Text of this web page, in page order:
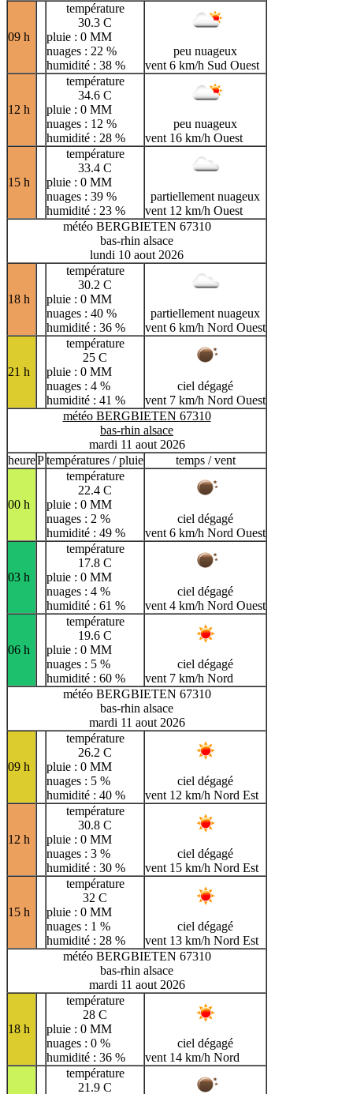
09 h
température
30.3 C
pluie : 0 MM
nuages : 22 %
humidité : 38 %
peu nuageux
vent 6 km/h Sud Ouest
12 h
température
34.6 C
pluie : 0 MM
nuages : 12 %
humidité : 28 %
peu nuageux
vent 16 km/h Ouest
15 h
température
33.4 C
pluie : 0 MM
nuages : 39 %
humidité : 23 %
partiellement nuageux
vent 12 km/h Ouest
météo BERGBIETEN 67310
bas-rhin alsace
lundi 10 aout 2026
18 h
température
30.2 C
pluie : 0 MM
nuages : 40 %
humidité : 36 %
partiellement nuageux
vent 6 km/h Nord Ouest
21 h
température
25 C
pluie : 0 MM
nuages : 4 %
humidité : 41 %
ciel dégagé
vent 7 km/h Nord Ouest
météo BERGBIETEN 67310
bas-rhin alsace
mardi 11 aout 2026
heurePtempératures / pluie temps / vent
00 h
température
22.4 C
pluie : 0 MM
nuages : 2 %
humidité : 49 %
ciel dégagé
vent 6 km/h Nord Ouest
03 h
température
17.8 C
pluie : 0 MM
nuages : 4 %
humidité : 61 %
ciel dégagé
vent 4 km/h Nord Ouest
06 h
température
19.6 C
pluie : 0 MM
nuages : 5 %
humidité : 60 %
ciel dégagé
vent 7 km/h Nord
météo BERGBIETEN 67310
bas-rhin alsace
mardi 11 aout 2026
09 h
température
26.2 C
pluie : 0 MM
nuages : 5 %
humidité : 40 %
ciel dégagé
vent 12 km/h Nord Est
12 h
température
30.8 C
pluie : 0 MM
nuages : 3 %
humidité : 30 %
ciel dégagé
vent 15 km/h Nord Est
15 h
température
32 C
pluie : 0 MM
nuages : 1 %
humidité : 28 %
ciel dégagé
vent 13 km/h Nord Est
météo BERGBIETEN 67310
bas-rhin alsace
mardi 11 aout 2026
18 h
température
28 C
pluie : 0 MM
nuages : 0 %
humidité : 36 %
ciel dégagé
vent 14 km/h Nord
température
21.9 C